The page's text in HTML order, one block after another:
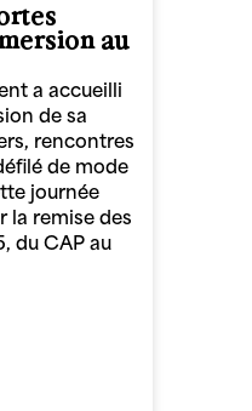
au
a accueilli
de sa
rencontres
de mode
journée
la remise des
du CAP au